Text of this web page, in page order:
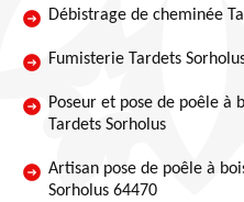
Débistrage de cheminée
Fumisterie Tardets
Poseur et pose de poêle à
Tardets Sorholus
Artisan pose de poêle à
Sorholus 64470